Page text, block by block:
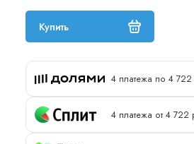
Купить
4 платежа по 4
4 платежа от 4 722